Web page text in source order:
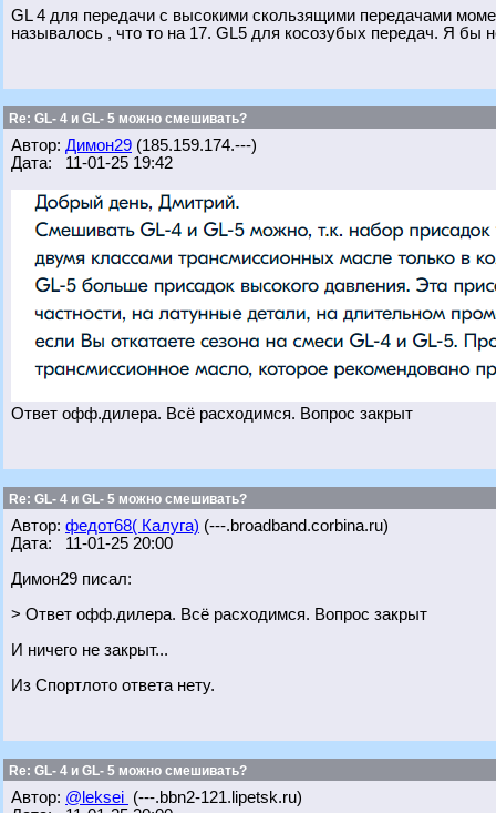
GL 4 для передачи с высокими скользящими передачами
называлось , что то на 17. GL5 для косозубых передач. Я бы
Re: GL- 4 и GL- 5 можно смешивать?
Автор: Димон29 (185.159.174.---)
Дата: 11-01-25 19:42
Ответ офф.дилера. Всё расходимся. Вопрос закрыт
Re: GL- 4 и GL- 5 можно смешивать?
Автор: федот68( Калуга) (---.broadband.corbina.ru)
Дата: 11-01-25 20:00
Димон29 писал:
> Ответ офф.дилера. Всё расходимся. Вопрос закрыт
И ничего не закрыт...
Из Спортлото ответа нету.
Re: GL- 4 и GL- 5 можно смешивать?
Автор: @leksei (---.bbn2-121.lipetsk.ru)